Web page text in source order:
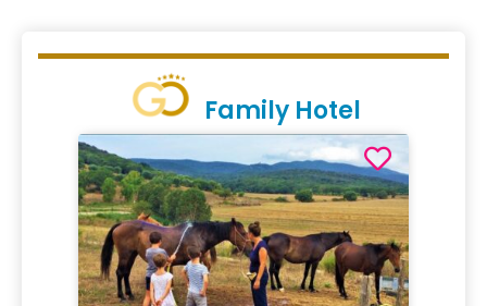
Family Hotel